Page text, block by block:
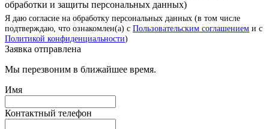
обработки и защиты персональных данных)
Я даю согласие на обработку персональных данных (в том числе
подтверждаю, что ознакомлен(а) с Пользовательским соглашением и с
Политикой конфиденциальности)
Заявка отправлена
Мы перезвоним в ближайшее время.
Имя
Контактный телефон